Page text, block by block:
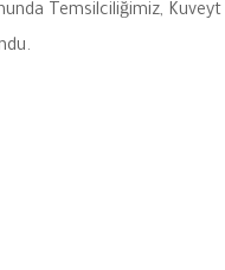
Temsilciliğimiz, Kuveyt